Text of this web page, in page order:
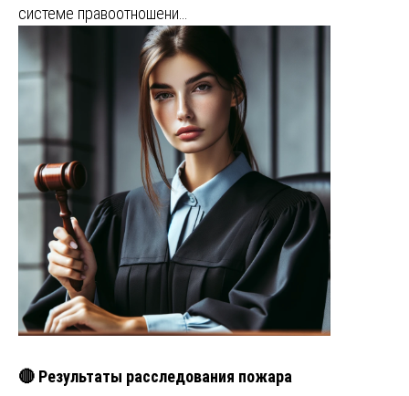
системе правоотношени…
🔴 Результаты расследования пожара